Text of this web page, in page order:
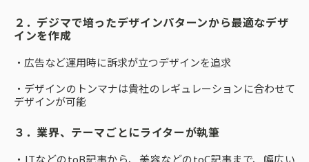
２．デジマで培ったデザインパターンから最適なデザ
インを作成
・広告など運用時に訴求が立つデザインを追求
・デザインのトンマナは貴社のレギュレーションに合わせて
デザインが可能
３．業界、テーマごとにライターが執筆